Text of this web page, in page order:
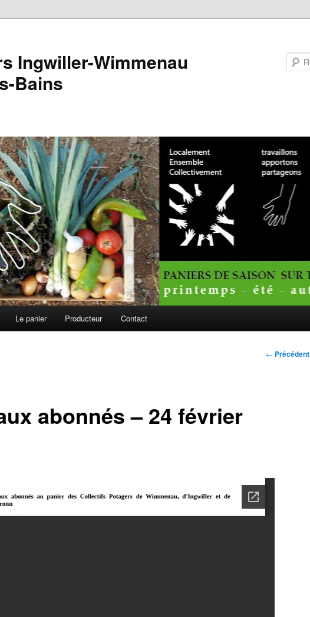
Ingwiller-Wimmenau
Bains
Le panier Producteur Contact
Navigation
← Précédent
abonnés – 24 février